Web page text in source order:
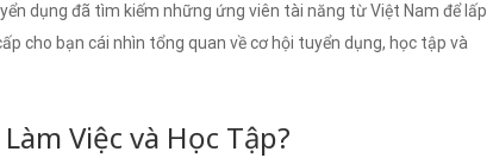
dụng đã tìm kiếm những ứng viên tài năng từ Việt Nam để lấp
cho bạn cái nhìn tổng quan về cơ hội tuyển dụng, học tập và
Việc và Học Tập?